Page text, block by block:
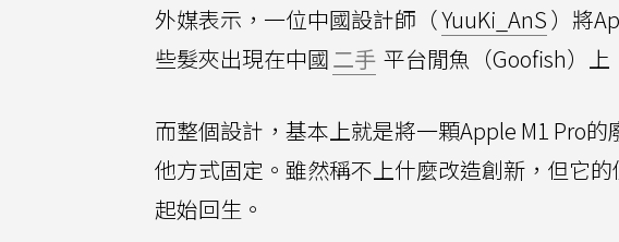
外媒表示，一位中國設計師（YuuKi_AnS）將
些髮夾出現在中國二手 平台閒魚（Goofish）上
而整個設計，基本上就是將一顆Apple M1 Pro
他方式固定。雖然稱不上什麼改造創新，但它
起始回生。